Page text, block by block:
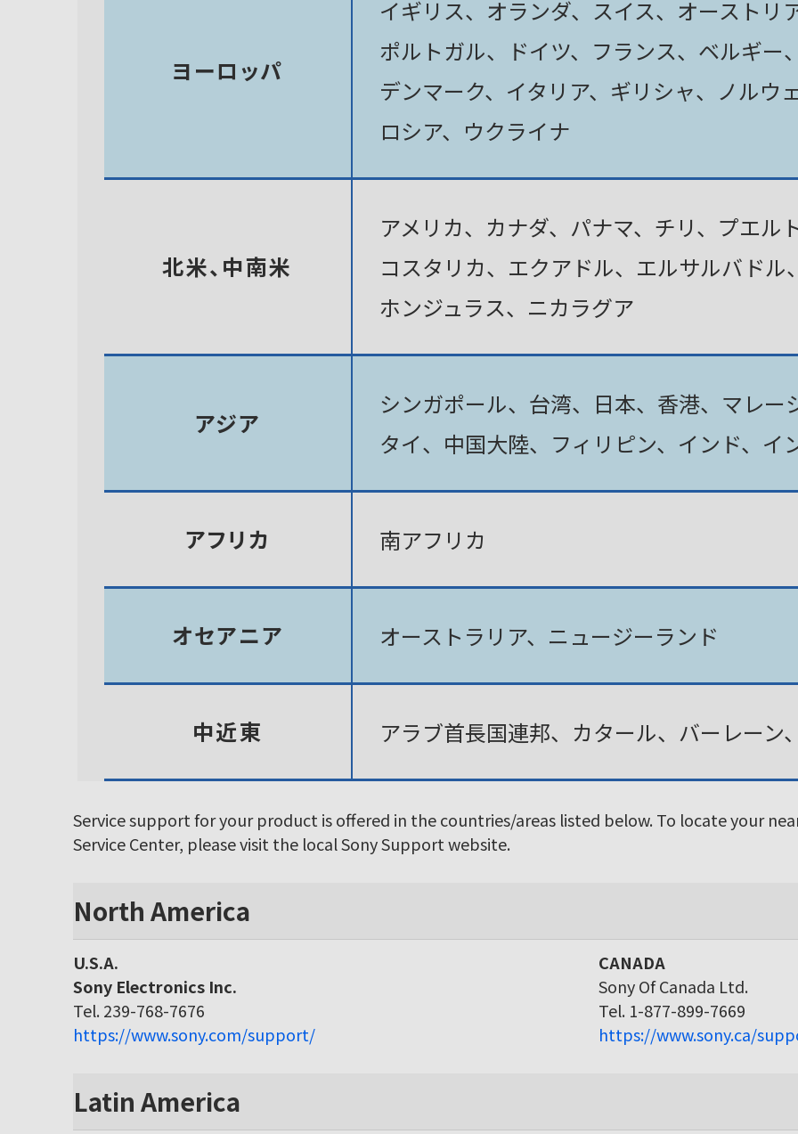
ヨーロッパ
イギリス、オランダ、スイス、オーストリ
ポルトガル、ドイツ、フランス、ベルギー
デンマーク、イタリア、ギリシャ、ノルウ
ロシア、ウクライナ
北米、中南米
アメリカ、カナダ、パナマ、チリ、プエル
コスタリカ、エクアドル、エルサルバドル
ホンジュラス、ニカラグア
アジア
シンガポール、台湾、日本、香港、マレー
タイ、中国大陸、フィリピン、インド、イ
アフリカ 南アフリカ
オセアニア オーストラリア、ニュージーランド
中近東 アラブ首長国連邦、カタール、バーレーン
Service support for your product is offered in the countries/areas listed below. To locate your
Service Center, please visit the local Sony Support website.
North America
U.S.A.
Sony Electronics Inc.
Tel. 239-768-7676
https://www.sony.com/support/
CANADA
Sony Of Canada Ltd.
Tel. 1-877-899-7669
https://www.sony.ca/
Latin America